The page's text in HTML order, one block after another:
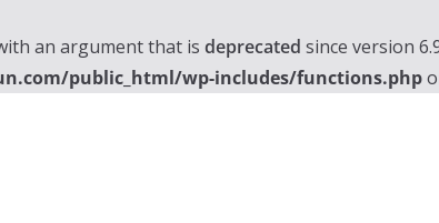
an argument that is deprecated since version
public_html/wp-includes/functions.php